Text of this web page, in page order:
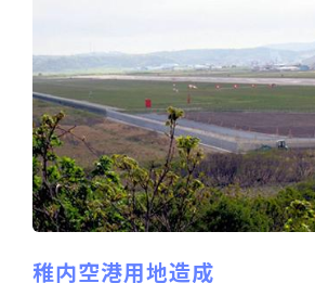
稚内空港用地造成